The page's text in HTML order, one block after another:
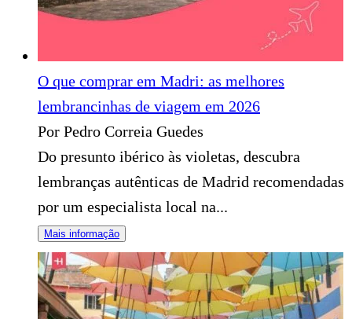
O que comprar em Madri: as melhores
lembrancinhas de viagem em 2026
Por Pedro Correia Guedes
Do presunto ibérico às violetas, descubra
lembranças autênticas de Madrid recomendadas
por um especialista local na...
Mais informação